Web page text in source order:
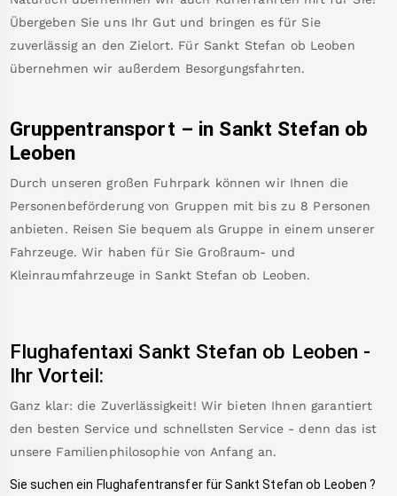
Übergeben Sie uns Ihr Gut und bringen es für Sie
zuverlässig an den Zielort. Für Sankt Stefan ob Leoben
übernehmen wir außerdem Besorgungsfahrten.
Gruppentransport – in Sankt Stefan ob
Leoben
Durch unseren großen Fuhrpark können wir Ihnen die
Personenbeförderung von Gruppen mit bis zu 8 Personen
anbieten. Reisen Sie bequem als Gruppe in einem unserer
Fahrzeuge. Wir haben für Sie Großraum- und
Kleinraumfahrzeuge in Sankt Stefan ob Leoben.
Flughafentaxi Sankt Stefan ob Leoben -
Ihr Vorteil:
Ganz klar: die Zuverlässigkeit! Wir bieten Ihnen garantiert
den besten Service und schnellsten Service - denn das ist
unsere Familienphilosophie von Anfang an.
Sie suchen ein Flughafentransfer für Sankt Stefan ob Leoben ?